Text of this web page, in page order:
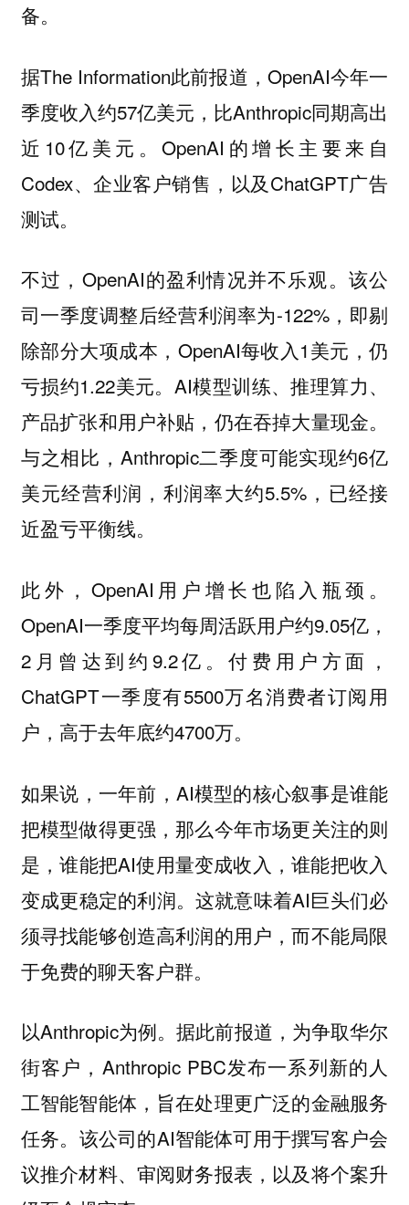
备。
据The Information此前报道，OpenAI今年一
季度收入约57亿美元，比Anthropic同期高出
近10亿美元。OpenAI的增长主要来自
Codex、企业客户销售，以及ChatGPT广告
测试。
不过，OpenAI的盈利情况并不乐观。该公
司一季度调整后经营利润率为-122%，即剔
除部分大项成本，OpenAI每收入1美元，仍
亏损约1.22美元。AI模型训练、推理算力、
产品扩张和用户补贴，仍在吞掉大量现金。
与之相比，Anthropic二季度可能实现约6亿
美元经营利润，利润率大约5.5%，已经接
近盈亏平衡线。
此外，OpenAI用户增长也陷入瓶颈。
OpenAI一季度平均每周活跃用户约9.05亿，
2月曾达到约9.2亿。付费用户方面，
ChatGPT一季度有5500万名消费者订阅用
户，高于去年底约4700万。
如果说，一年前，AI模型的核心叙事是谁能
把模型做得更强，那么今年市场更关注的则
是，谁能把AI使用量变成收入，谁能把收入
变成更稳定的利润。这就意味着AI巨头们必
须寻找能够创造高利润的用户，而不能局限
于免费的聊天客户群。
以Anthropic为例。据此前报道，为争取华尔
街客户，Anthropic PBC发布一系列新的人
工智能智能体，旨在处理更广泛的金融服务
任务。该公司的AI智能体可用于撰写客户会
议推介材料、审阅财务报表，以及将个案升